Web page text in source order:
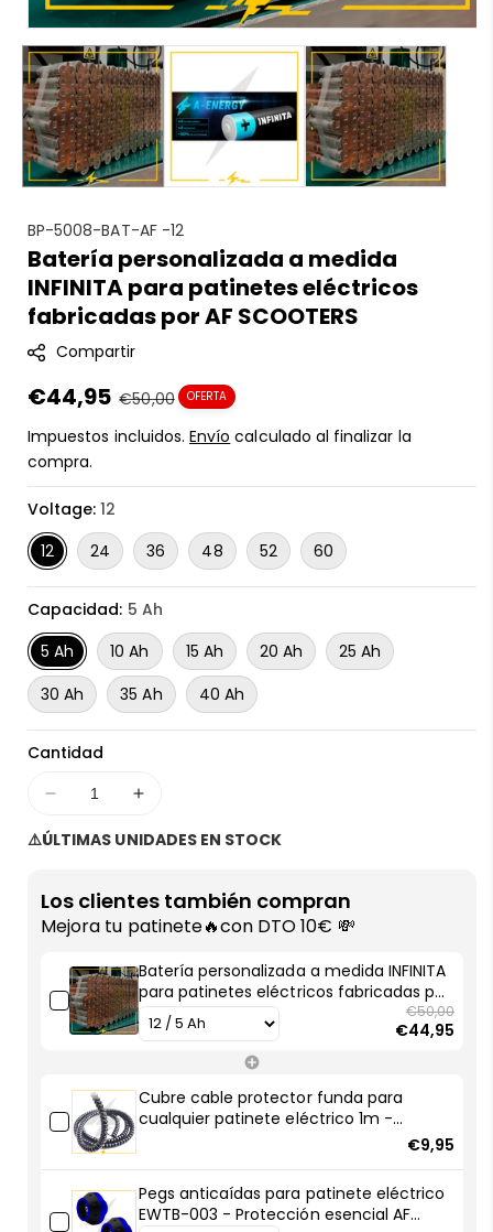
S
K
U
:
BP-5008-BAT-AF -12
Batería personalizada a medida
INFINITA para patinetes eléctricos
fabricadas por AF SCOOTERS
Compartir
Precio
en
oferta
€44,95 Precio
regular
€50,00 OFERTA
Impuestos incluidos.Envío calculado al finalizar la
compra.
Voltage:12
12
24 36 48 52 60
Capacidad: 5 Ah
5 Ah
10 Ah 15 Ah 20 Ah
25 Ah
30 Ah
35 Ah 40 Ah
Cantidad
Disminuir
cantidad
para
personalizada
a
medida
INFINITA
para
patinetes
eléctricos
SCOOTERS
Aumentar
para
personalizada
a
INFINITA
para
patinetes
eléctricos
AF
SCOOTERS
⚠️ÚLTIMAS UNIDADES EN STOCK
Los clientes también compran
Mejora tu patinete🔥con DTO 10€ 💸
Batería personalizada a medida INFINITA
para patinetes eléctricos fabricadas por
AF SCOOTERS
€50,00
€44,95
Cubre cable protector funda para
cualquier patinete eléctrico 1m -
€9,95
Pegs anticaídas para patinete eléctrico
EWTB-003 - Protección esencial AF